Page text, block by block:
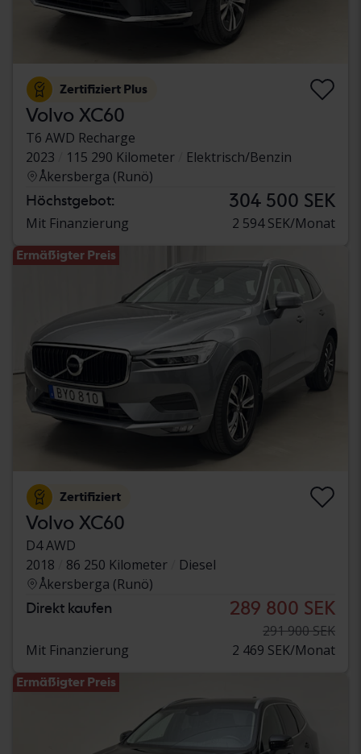
Zertifiziert Plus
Volvo XC60
T6 AWD Recharge
2023
115 290 Kilometer
Elektrisch/Benzin
Åkersberga (Runö)
Höchstgebot: 304 500 SEK
Mit Finanzierung 2 594 SEK/Monat
Ermäßigter Preis
Zertifiziert
Volvo XC60
D4 AWD
2018
86 250 Kilometer
Diesel
Åkersberga (Runö)
Direkt kaufen 289 800 SEK
291 900 SEK
Mit Finanzierung
2 469 SEK/Monat
Ermäßigter Preis